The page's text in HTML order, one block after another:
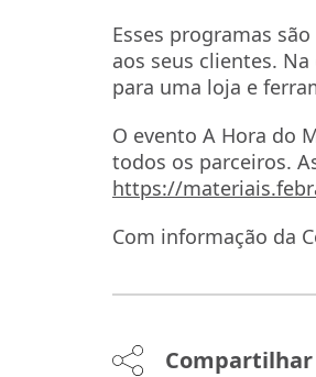
Esses programas
aos seus clientes.
para uma loja e
O evento A Hora do
todos os parceiros.
https://
Com informação da
Compartilhar